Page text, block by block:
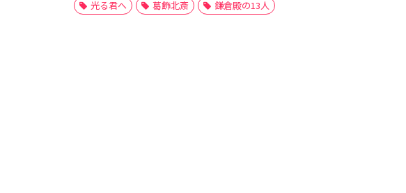
光る君へ 葛飾北斎 鎌倉殿の13人